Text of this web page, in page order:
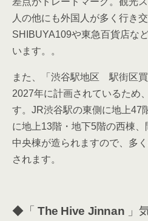
人の他にも外国人が多く行き
SHIBUYA109や東急百貨店な
います。。
また、「渋谷駅地区 駅街区
2027年に計画されているため
す。JR渋谷駅の東側に地上47
に地上13階・地下5階の西棟
中央棟が造られますので、多
されます。
◆「 The Hive Jinnan 」